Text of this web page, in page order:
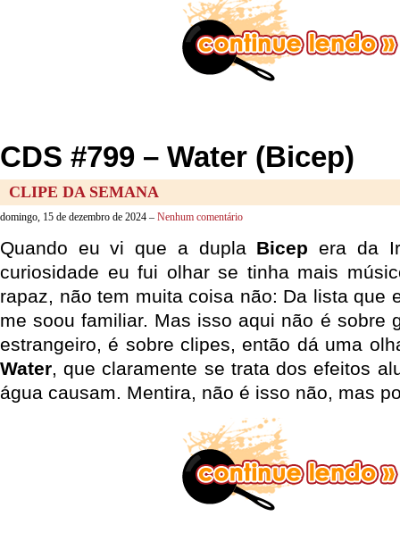
CDS #799 – Water (Bicep)
CLIPE DA SEMANA
domingo, 15 de dezembro de 2024 – Nenhum comentário
Quando eu vi que a dupla Bicep era da
curiosidade eu fui olhar se tinha mais
rapaz, não tem muita coisa não: Da lista que
me soou familiar. Mas isso aqui não é sobre
estrangeiro, é sobre clipes, então dá uma
Water, que claramente se trata dos efeitos
água causam. Mentira, não é isso não, mas